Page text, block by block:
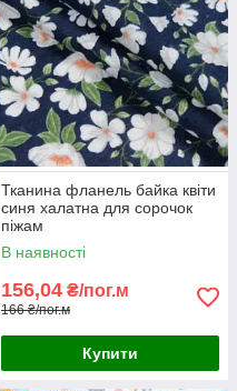
Тканина фланель байка квіти
синя халатна для сорочок
піжам
В наявності
156,04 ₴/пог.м
166 ₴/пог.м
Купити